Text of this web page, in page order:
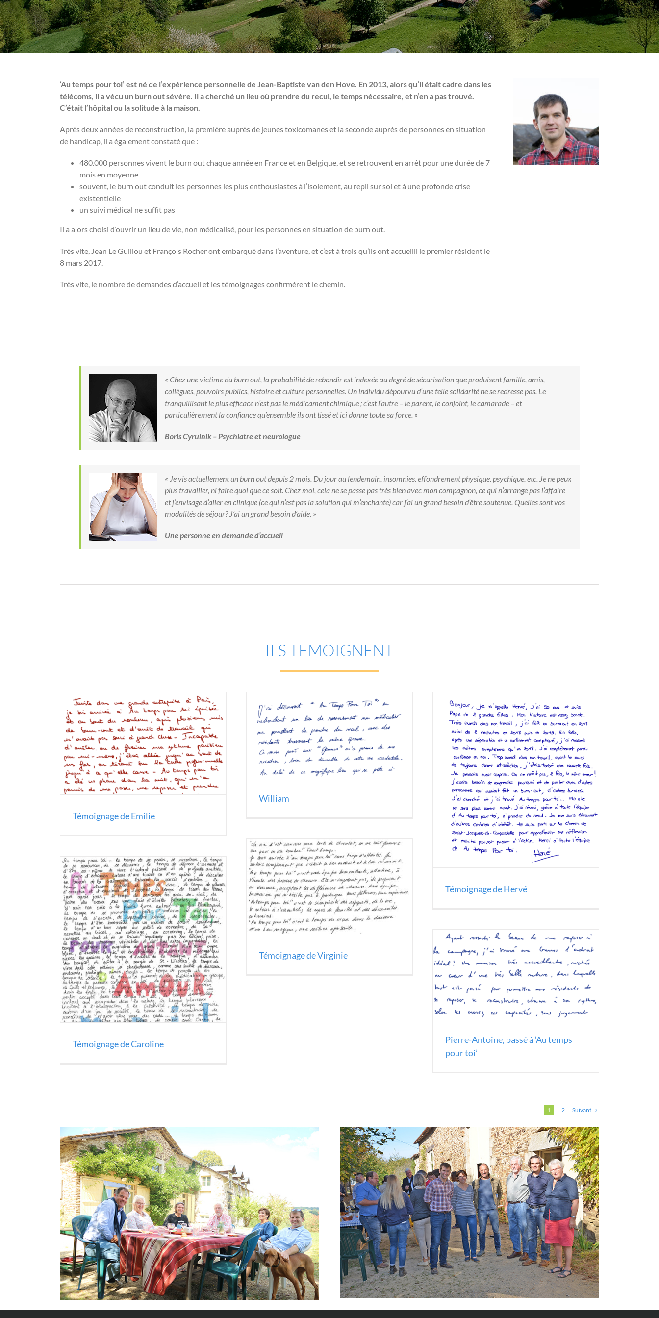
‘Au temps pour toi’ est né de l’expérience personnelle de Jean-Baptiste van den Hove. En 2013, alors qu’il était cadre dans les
télécoms, il a vécu un burn out sévère. Il a cherché un lieu où prendre du recul, le temps nécessaire, et n’en a pas trouvé.
C’était l’hôpital ou la solitude à la maison.
Après deux années de reconstruction, la première auprès de jeunes toxicomanes et la seconde auprès de personnes en situation
de handicap, il a également constaté que :
480.000 personnes vivent le burn out chaque année en France et en Belgique, et se retrouvent en arrêt pour une durée de 7
mois en moyenne
souvent, le burn out conduit les personnes les plus enthousiastes à l’isolement, au repli sur soi et à une profonde crise
existentielle
un suivi médical ne suffit pas
Il a alors choisi d’ouvrir un lieu de vie, non médicalisé, pour les personnes en situation de burn out.
Très vite, Jean Le Guillou et François Rocher ont embarqué dans l’aventure, et c’est à trois qu’ils ont accueilli le premier résident le
8 mars 2017.
Très vite, le nombre de demandes d’accueil et les témoignages confirmèrent le chemin.
« Chez une victime du burn out, la probabilité de rebondir est indexée au degré de sécurisation que produisent famille, amis,
collègues, pouvoirs publics, histoire et culture personnelles. Un individu dépourvu d’une telle solidarité ne se redresse pas. Le
tranquillisant le plus efficace n’est pas le médicament chimique ; c’est l’autre – le parent, le conjoint, le camarade – et
particulièrement la confiance qu’ensemble ils ont tissé et ici donne toute sa force. »
Boris Cyrulnik – Psychiatre et neurologue
« Je vis actuellement un burn out depuis 2 mois. Du jour au lendemain, insomnies, effondrement physique, psychique, etc. Je ne peux
plus travailler, ni faire quoi que ce soit. Chez moi, cela ne se passe pas très bien avec mon compagnon, ce qui n’arrange pas l’affaire
et j‘envisage d’aller en clinique (ce qui n’est pas la solution qui m’enchante) car j‘ai un grand besoin d’être soutenue. Quelles sont vos
modalités de séjour? J’ai un grand besoin d’aide. »
Une personne en demande d’accueil
ILS TEMOIGNENT
Témoignage de Emilie
William
Témoignage de Hervé
Témoignage de Virginie
Témoignage de Caroline
Pierre-Antoine, passé à ‘Au temps
pour toi’
1 2 Suivant